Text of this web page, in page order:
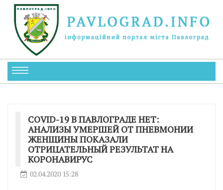
СОVID-19 В ПАВЛОГРАДЕ НЕТ:
АНАЛИЗЫ УМЕРШЕЙ ОТ ПНЕВМОНИИ
ЖЕНЩИНЫ ПОКАЗАЛИ
ОТРИЦАТЕЛЬНЫЙ РЕЗУЛЬТАТ НА
КОРОНАВИРУС
02.04.2020 15:28